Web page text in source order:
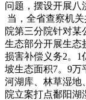
问题，摆设开展八
当，全省查察机
院第三分院针对某
生态部分开展生态
损害补偿义务2。1
坡生态面积7。9万
河湖库、林草湿地
院立案打点鄱阳湖